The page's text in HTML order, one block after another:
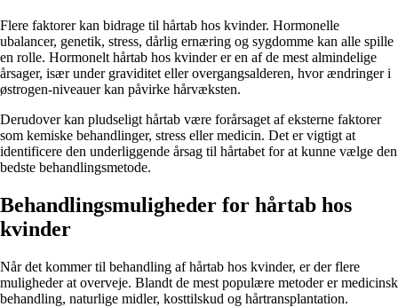
Flere faktorer kan bidrage til hårtab hos kvinder. Hormonelle
ubalancer, genetik, stress, dårlig ernæring og sygdomme kan alle spille
en rolle. Hormonelt hårtab hos kvinder er en af de mest almindelige
årsager, især under graviditet eller overgangsalderen, hvor ændringer i
østrogen-niveauer kan påvirke hårvæksten.
Derudover kan pludseligt hårtab være forårsaget af eksterne faktorer
som kemiske behandlinger, stress eller medicin. Det er vigtigt at
identificere den underliggende årsag til hårtabet for at kunne vælge den
bedste behandlingsmetode.
Behandlingsmuligheder for hårtab hos
kvinder
Når det kommer til behandling af hårtab hos kvinder, er der flere
muligheder at overveje. Blandt de mest populære metoder er medicinsk
behandling, naturlige midler, kosttilskud og hårtransplantation.